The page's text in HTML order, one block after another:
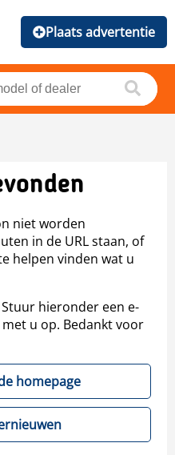
Plaats advertentie
niet worden
in de URL staan, of
helpen vinden wat u
hieronder een e-
u op. Bedankt voor
homepage